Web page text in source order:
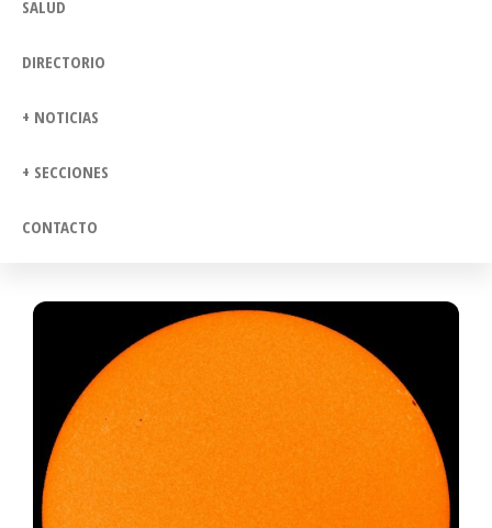
SALUD
DIRECTORIO
+ NOTICIAS
+ SECCIONES
CONTACTO